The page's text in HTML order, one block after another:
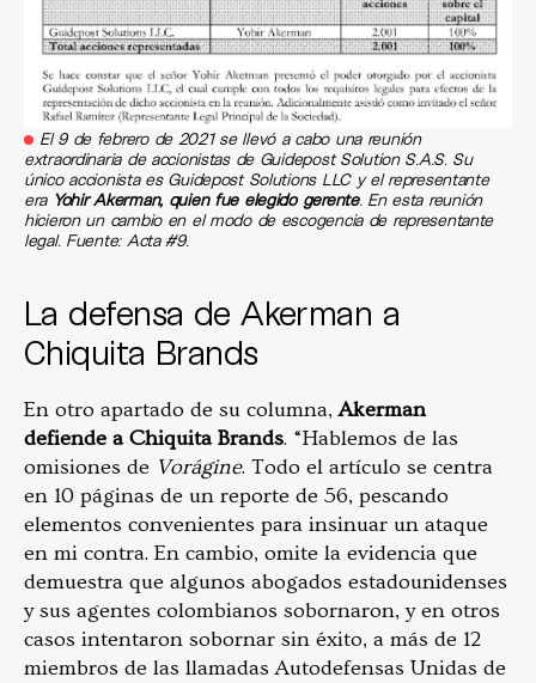
El 9 de febrero de 2021 se llevó a cabo una reunión
extraordinaria de accionistas de Guidepost Solution S.A.S. Su
único accionista es Guidepost Solutions LLC y el representante
era Yohir Akerman, quien fue elegido gerente. En esta reunión
hicieron un cambio en el modo de escogencia de representante
legal. Fuente: Acta #9.
La defensa de Akerman a
Chiquita Brands
En otro apartado de su columna, Akerman
defiende a Chiquita Brands. “Hablemos de las
omisiones de Vorágine. Todo el artículo se centra
en 10 páginas de un reporte de 56, pescando
elementos convenientes para insinuar un ataque
en mi contra. En cambio, omite la evidencia que
demuestra que algunos abogados estadounidenses
y sus agentes colombianos sobornaron, y en otros
casos intentaron sobornar sin éxito, a más de 12
miembros de las llamadas Autodefensas Unidas de